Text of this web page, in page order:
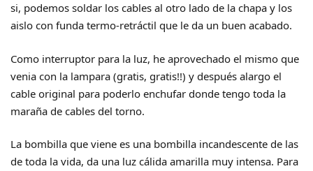
si, podemos soldar los cables al otro lado de la chapa y los
aislo con funda termo-retráctil que le da un buen acabado.
Como interruptor para la luz, he aprovechado el mismo que
venia con la lampara (gratis, gratis!!) y después alargo el
cable original para poderlo enchufar donde tengo toda la
maraña de cables del torno.
La bombilla que viene es una bombilla incandescente de las
de toda la vida, da una luz cálida amarilla muy intensa. Para